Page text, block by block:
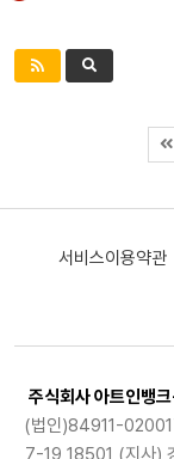
서비스이용약관
주식회사 아트인뱅
(법인)84911-